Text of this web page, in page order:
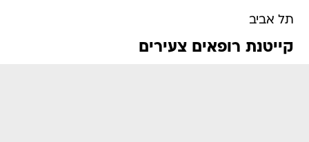
תל אביב
קייטנת רופאים צעירים